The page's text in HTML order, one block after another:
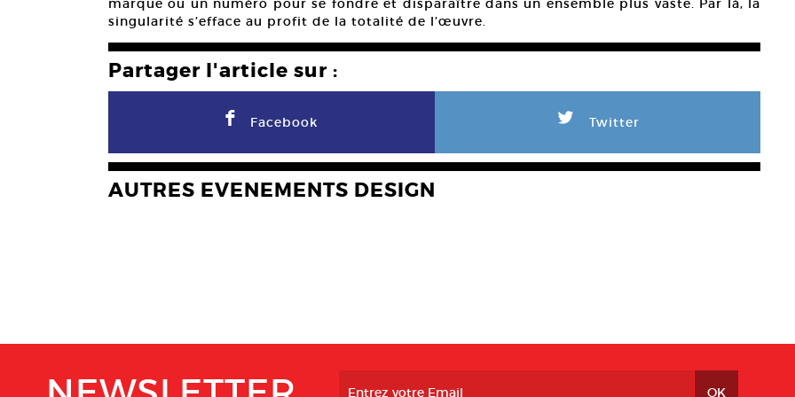
marque ou un numéro pour se fondre et disparaître dans un ensemble plus vaste. Par là, la
singularité s’efface au profit de la totalité de l’œuvre.
Partager l'article sur :
F Facebook L Twitter
AUTRES EVENEMENTS DESIGN